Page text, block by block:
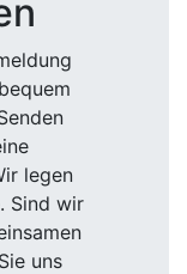
legen
Sind wir
uns